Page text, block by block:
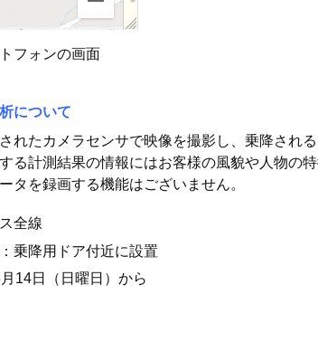
フォンの画面
について
れたカメラセンサで映像を撮影し、乗降され
る計測結果の情報にはお客様の風貌や人物の
タを録画する機能はございません。
全線
乗降用ドア付近に設置
14日（日曜日）から